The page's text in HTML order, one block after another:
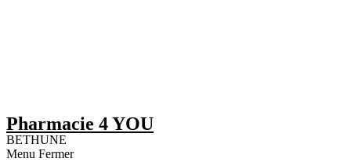
Pharmacie 4 YOU
BETHUNE
Menu Fermer